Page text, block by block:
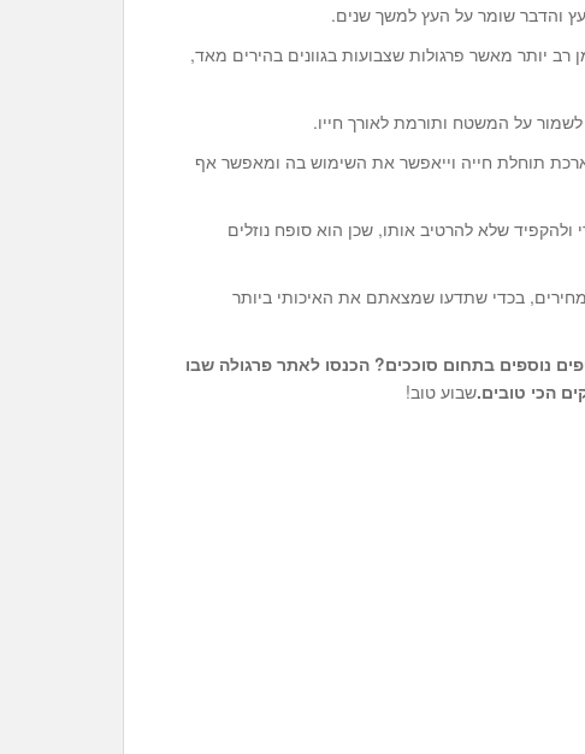
והדבר שומר על העץ למשך שנים.
רב יותר מאשר פרגולות שצבועות בגוונים בהירים מאד,
על המשטח ותורמת לאורך חייו.
תוחלת חייה וייאפשר את השימוש בה ומאפשר אף
ולהקפיד שלא להרטיב אותו, שכן הוא סופח נוזלים
בכדי שתדעו שמצאתם את האיכותי ביותר
נוספים בתחום סוככים? הכנסו לאתר פרגולה שבו
הכי טובים.שבוע טוב!